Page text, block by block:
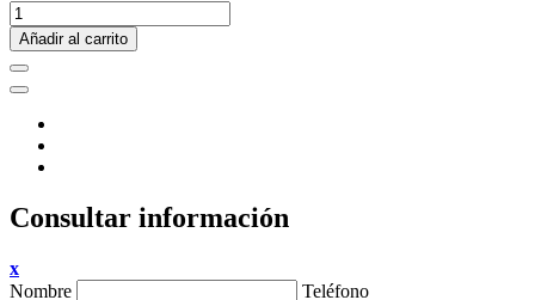
Añadir al carrito
Consultar información
x
Nombre
Teléfono